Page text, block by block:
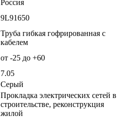
Россия
9L91650
Труба гибкая гофрированная с
кабелем
от -25 до +60
7.05
Серый
Прокладка электрических сетей в
строительстве, реконструкция
жилой